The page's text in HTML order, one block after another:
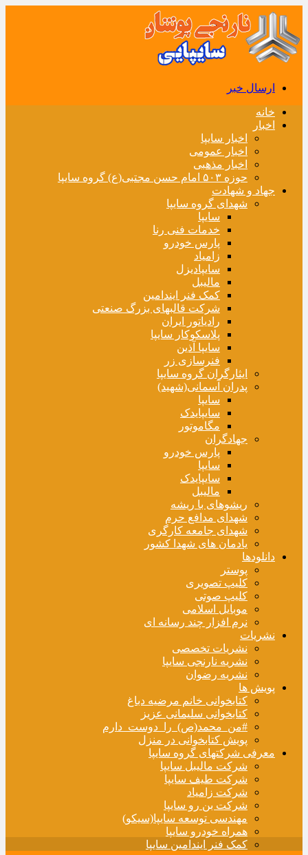
ارسال خبر
خانه
اخبار
اخبار سایپا
اخبار عمومی
اخبار مذهبی
حوزه ۵۰۳ امام حسن مجتبی(ع) گروه سایپا
جهاد و شهادت
شهدای گروه سایپا
سایپا
خدمات فنی رنا
پارس خودرو
زامیاد
سایپادیزل
مالیبل
کمک فنر ایندامین
شرکت قالبهای بزرگ صنعتی
رادیاتور ایران
پلاسکوکار سایپا
سایپا آذین
فنرسازی زر
ایثارگران گروه سایپا
پدران آسمانی(شهید)
سایپا
سایپایدک
مگاموتور
جهادگران
پارس خودرو
سایپا
سایپایدک
مالیبل
ریشوهای با ریشه
شهدای مدافع حرم
شهدای جامعه کارگری
یادمان های شهدا کشور
دانلودها
پوستر
کلیپ تصویری
کلیپ صوتی
موبایل اسلامی
نرم افزار چند رسانه ای
نشریات
نشریات تخصصی
نشریه نارنجی سایپا
نشریه رضوان
پویش ها
کتابخوانی خانم مرضیه دباغ
کتابخوانی سلیمانی عزیز
#من_محمد(ص)_را_دوست_دارم
پویش کتابخوانی در منزل
معرفی شرکتهای گروه سایپا
شرکت مالیبل سایپا
شرکت طیف سایپا
شرکت زامیاد
شرکت بن رو سایپا
مهندسی توسعه سایپا(سیکو)
همراه خودرو سایپا
کمک فنر ایندامین سایپا